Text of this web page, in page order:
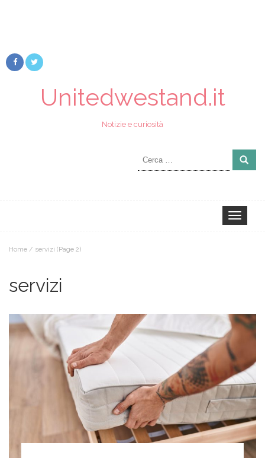
Unitedwestand.it
Notizie e curiosità
Ricerca
Toggle
navigation
Home / servizi (Page 2)
servizi